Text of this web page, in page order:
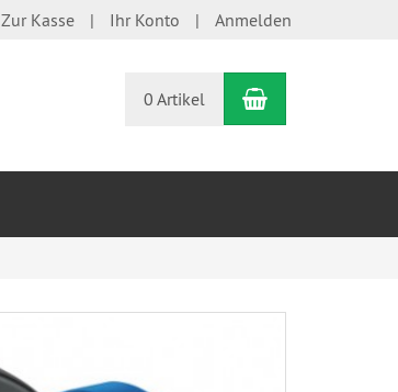
Zur Kasse Ihr Konto Anmelden
0 Artikel Warenkorb